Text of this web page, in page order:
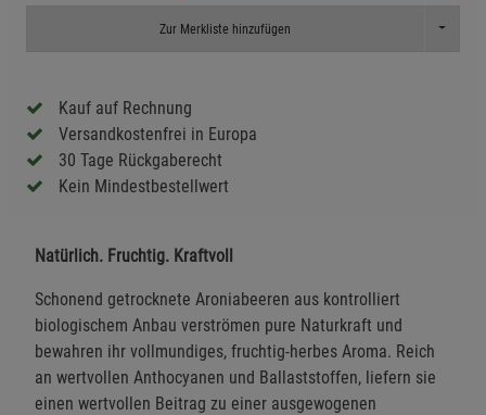
Zur Merkliste hinzufügen Toggle
Kauf auf Rechnung
Versandkostenfrei in Europa
30 Tage Rückgaberecht
Kein Mindestbestellwert
Natürlich. Fruchtig. Kraftvoll
Schonend getrocknete Aroniabeeren aus kontrolliert
biologischem Anbau verströmen pure Naturkraft und
bewahren ihr vollmundiges, fruchtig-herbes Aroma. Reich
an wertvollen Anthocyanen und Ballaststoffen, liefern sie
einen wertvollen Beitrag zu einer ausgewogenen